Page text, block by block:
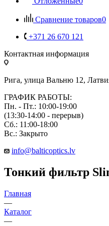
Сравнение товаров0
+371 26 670 121
Контактная информация
Рига, улица Вальню 12,
ГРАФИК РАБОТЫ:
Пн. - Пт.: 10:00-19:00
(13:30-14:00 - перерыв)
Сб.: 11:00-18:00
Вс.: Закрыто
info@balticoptics.lv
Тонкий фильтр
Главная
—
Каталог
—